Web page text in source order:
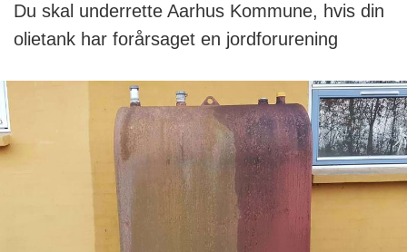
Du skal underrette Aarhus Kommune, hvis din
olietank har forårsaget en jordforurening